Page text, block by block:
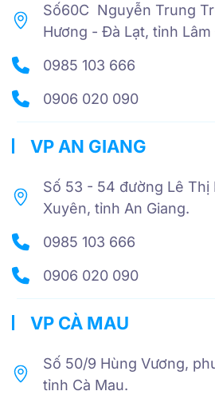
Số60C Nguyễn Trung
Hương - Đà Lạt, tỉnh
0985 103 666
0906 020 090
VP AN GIANG
Số 53 - 54 đường Lê Thị
Xuyên, tỉnh An Giang.
0985 103 666
0906 020 090
VP CÀ MAU
Số 50/9 Hùng Vương,
tỉnh Cà Mau.